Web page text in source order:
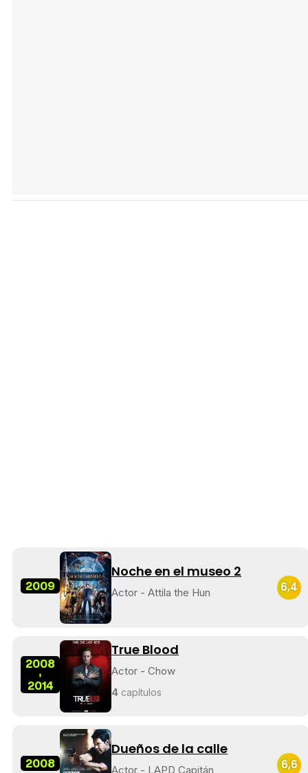
2009
Noche en el museo 2
Actor - Attila the Hun 6,4
2008
-
2014
True Blood
Actor - Chow
4 capítulos
2008
Dueños de la calle
Actor - LAPD Capitán 6,6